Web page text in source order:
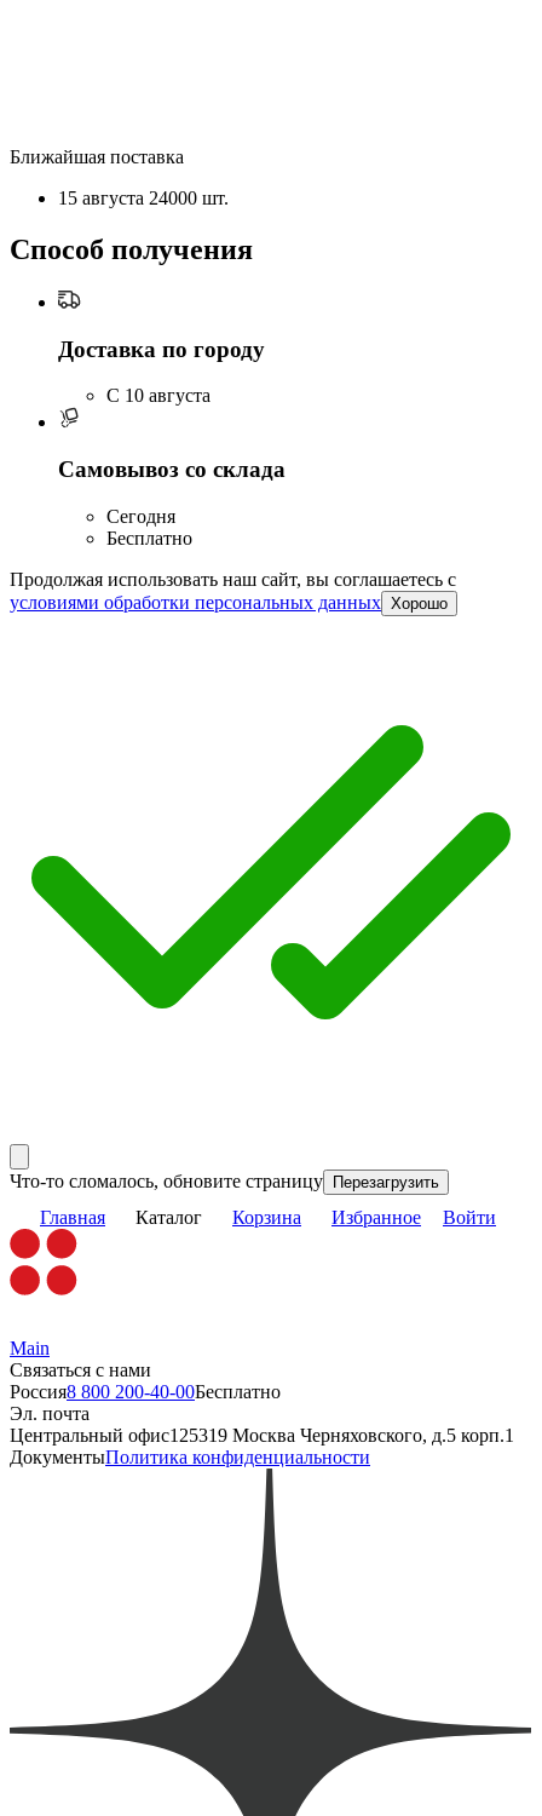
Ближайшая поставка
15 августа 24000 шт.
Способ получения
Доставка по городу
C 10 августа
Самовывоз со склада
Сегодня
Бесплатно
Продолжая использовать наш сайт, вы соглашаетесь c
условиями обработки персональных данных Хорошо
Что-то сломалось, обновите страницу Перезагрузить
Главная Каталог Корзина Избранное Войти
Main
Связаться с нами
Россия8 800 200-40-00Бесплатно
Эл. почта
Центральный офис125319 Москва Черняховского, д.5 корп.1
ДокументыПолитика конфиденциальности